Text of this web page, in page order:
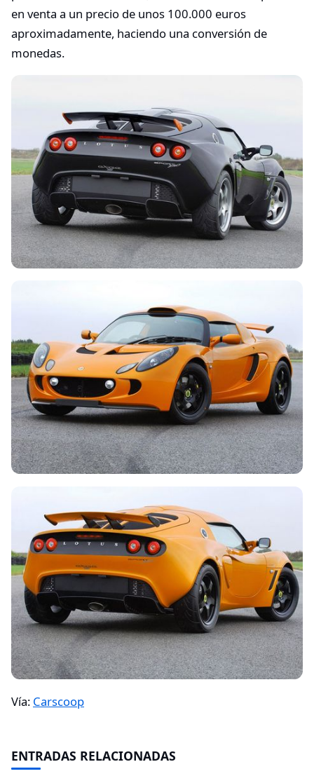
en venta a un precio de unos 100.000 euros
aproximadamente, haciendo una conversión de
monedas.
Vía: Carscoop
ENTRADAS RELACIONADAS